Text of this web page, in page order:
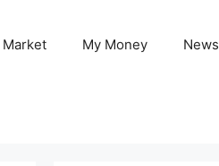
Market My Money News